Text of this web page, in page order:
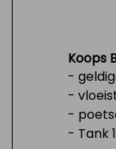
Koops
-
-
-
- Tank